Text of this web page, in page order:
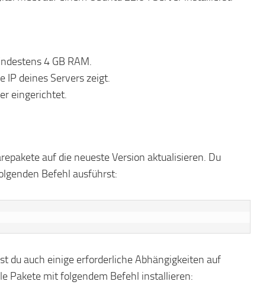
4 GB RAM.
IP deines Servers zeigt.
eingerichtet.
auf die neueste Version aktualisieren. Du
Befehl ausführst:
du auch einige erforderliche Abhängigkeiten auf
Pakete mit folgendem Befehl installieren: